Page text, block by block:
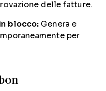
delle fatture.
blocco: Genera e
per